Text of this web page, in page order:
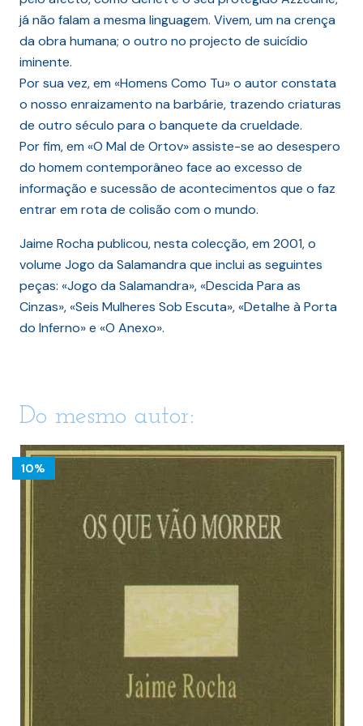
já não falam a mesma linguagem. Vivem, um na crença
da obra humana; o outro no projecto de suicídio
iminente.
Por sua vez, em «Homens Como Tu» o autor constata
o nosso enraizamento na barbárie, trazendo criaturas
de outro século para o banquete da crueldade.
Por fim, em «O Mal de Ortov» assiste-se ao desespero
do homem contemporâneo face ao excesso de
informação e sucessão de acontecimentos que o faz
entrar em rota de colisão com o mundo.
Jaime Rocha publicou, nesta colecção, em 2001, o
volume Jogo da Salamandra que inclui as seguintes
peças: «Jogo da Salamandra», «Descida Para as
Cinzas», «Seis Mulheres Sob Escuta», «Detalhe à Porta
do Inferno» e «O Anexo».
Do mesmo autor:
10%